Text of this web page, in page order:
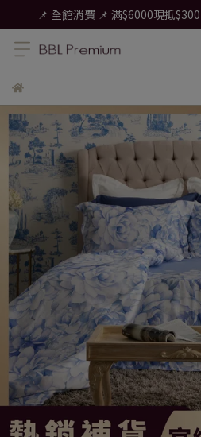
📌 全館消費 📌 滿$6000現抵